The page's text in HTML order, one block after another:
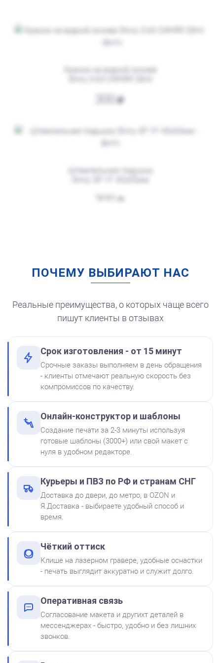
Печать ИП № Р31
от 550
Печать ИП № Р56
Заказать
от 600
Заказать
Краска на водной основе
Штемпельная подушка
300
Штемпельная подушка
для автоматической
250
Краска на водной основе
Shiny S-62 КРАСНАЯ 28ml
300
Shiny SP-2F 88х57мм
500
Краска на водной основе
300
ПОЧЕМУ ВЫБИРАЮТ НАС
Реальные преимущества, о которых чаще всего
пишут клиенты в отзывах
Срок изготовления - от 15 минут
Срочные заказы выполняем в день обращения
- клиенты отмечают реальную скорость без
компромиссов по качеству.
Онлайн-конструктор и шаблоны
Создание печати за 2-3 минуты используя
готовые шаблоны (3000+) или свой макет с
нуля в удобном редакторе.
Курьеры и ПВЗ по РФ и странам СНГ
Доставка до двери, до метро, в OZON и
Я.Доставка - выбираете удобный способ и
время.
Чёткий оттиск
Клише на лазерном гравере, удобные оснастки
- печать выглядит аккуратно и служит долго.
Оперативная связь
Согласование макета и другихт деталей в
мессенджерах - быстро, удобно и без лишних
звонков.